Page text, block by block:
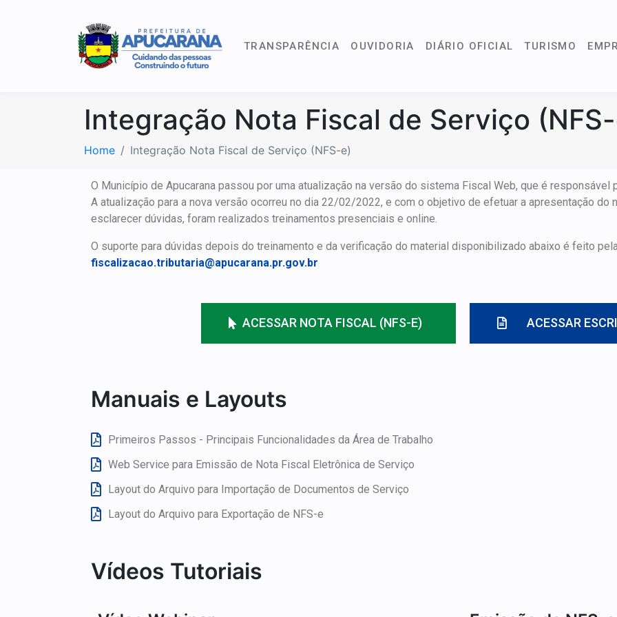
TRANSPARÊNCIA OUVIDORIA DIÁRIO OFICIAL TURISMO
Integração Nota Fiscal de Serviço
Home Integração Nota Fiscal de Serviço (NFS-e)
O Município de Apucarana passou por uma atualização na versão do sistema Fiscal Web, que é responsável
A atualização para a nova versão ocorreu no dia 22/02/2022, e com o objetivo de efetuar a apresentação do
esclarecer dúvidas, foram realizados treinamentos presenciais e online.
O suporte para dúvidas depois do treinamento e da verificação do material disponibilizado abaixo é feito
fiscalizacao.tributaria@apucarana.pr.gov.br
ACESSAR NOTA FISCAL (NFS-E) ACESSAR
Manuais e Layouts
Primeiros Passos - Principais Funcionalidades da Área de Trabalho
Web Service para Emissão de Nota Fiscal Eletrônica de Serviço
Layout do Arquivo para Importação de Documentos de Serviço
Layout do Arquivo para Exportação de NFS-e
Vídeos Tutoriais